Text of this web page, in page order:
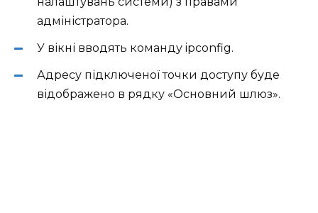
адміністратора.
У вікні вводять команду ipconfig.
Адресу підключеної точки доступу буде
відображено в рядку «Основний шлюз».